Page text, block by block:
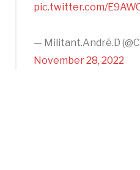
pic.twitter.com/
— Militant.André.D
November 28, 2022